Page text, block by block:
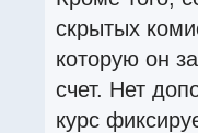
скрытых
которую он
счет. Нет
курс